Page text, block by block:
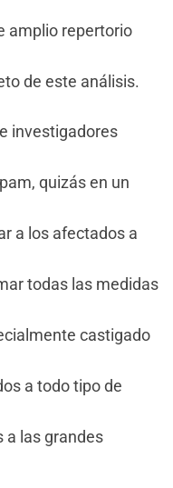
amplio repertorio
de este análisis.
investigadores
quizás en un
a los afectados a
todas las medidas
castigado
a todo tipo de
a las grandes